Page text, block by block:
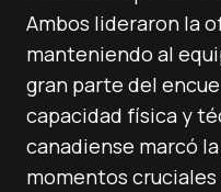
Ambos lideraron la
manteniendo al
gran parte del
capacidad física y
canadiense marcó
momentos